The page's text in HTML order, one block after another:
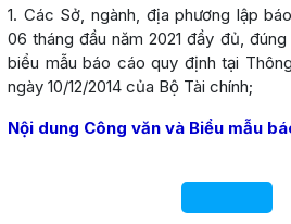
1. Các Sở, ngành, địa phương lập
06 tháng đầu năm 2021 đầy đủ,
biểu mẫu báo cáo quy định tại
ngày 10/12/2014 của Bộ Tài chính;
Nội dung Công văn và Biểu mẫu